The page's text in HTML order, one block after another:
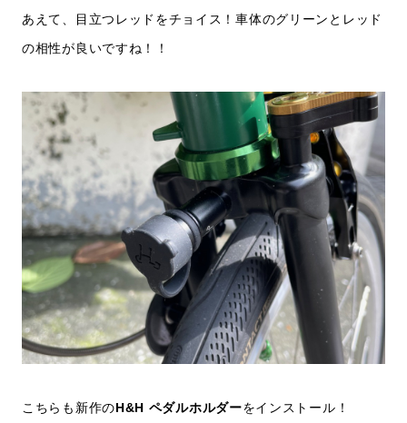
あえて、目立つレッドをチョイス！車体のグリーンとレッド
の相性が良いですね！！
こちらも新作のH&H ペダルホルダーをインストール！